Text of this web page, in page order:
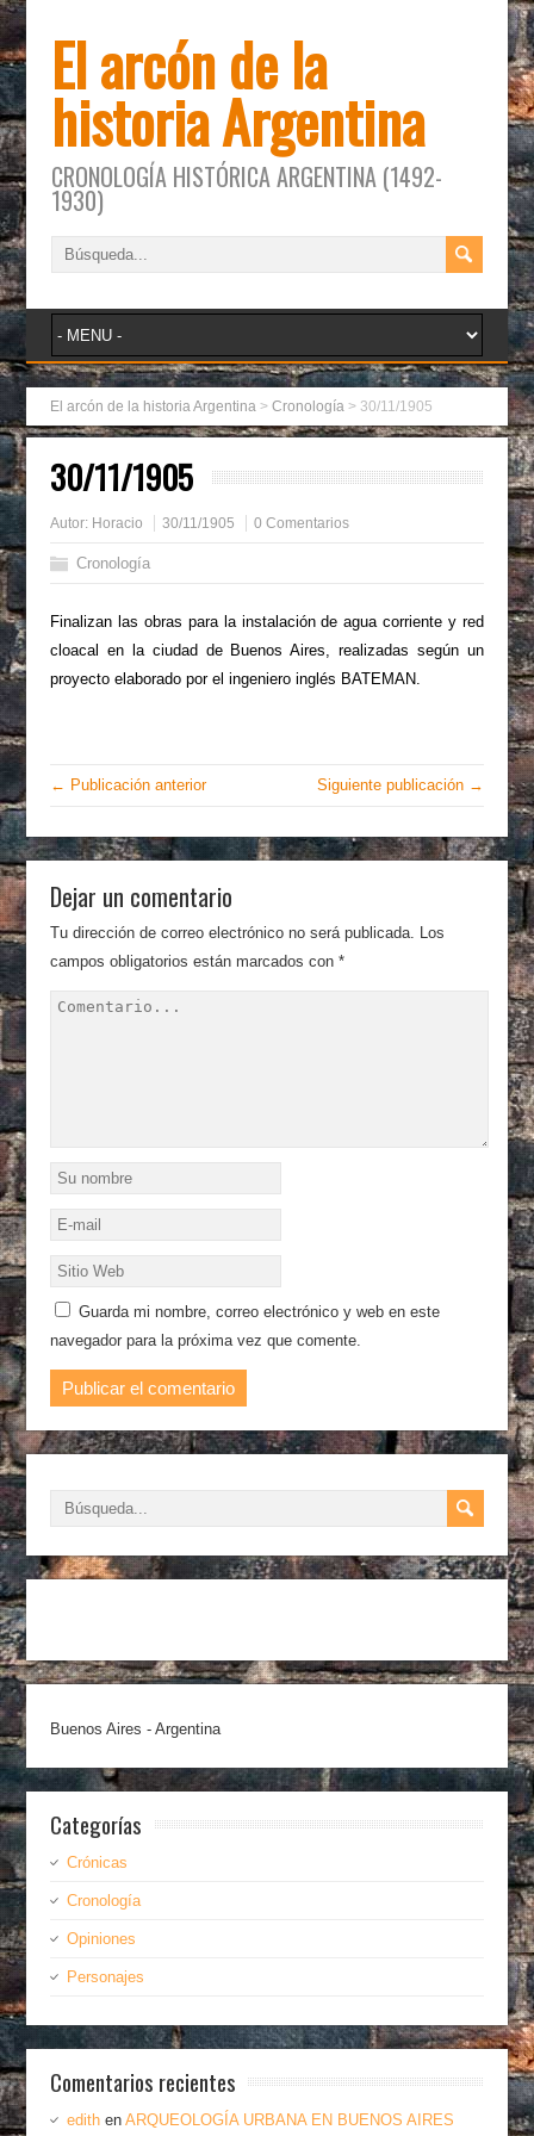
El arcón de la
historia Argentina
CRONOLOGÍA HISTÓRICA ARGENTINA (1492-
1930)
El arcón de la historia Argentina >Cronología > 30/11/1905
30/11/1905
Autor: Horacio 30/11/1905 0 Comentarios
Cronología
Finalizan las obras para la instalación de agua corriente y red
cloacal en la ciudad de Buenos Aires, realizadas según un
proyecto elaborado por el ingeniero inglés BATEMAN.
← Publicación anterior Siguiente publicación →
Dejar un comentario
Tu dirección de correo electrónico no será publicada. Los
campos obligatorios están marcados con*
Guarda mi nombre, correo electrónico y web en este
navegador para la próxima vez que comente.
Buenos Aires - Argentina
Categorías
Crónicas
Cronología
Opiniones
Personajes
Comentarios recientes
edith enARQUEOLOGÍA URBANA EN BUENOS AIRES